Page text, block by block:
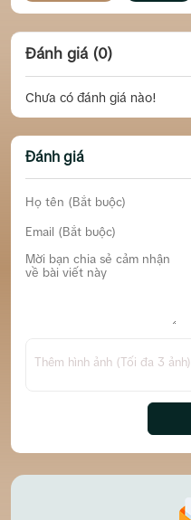
Đánh giá (0)
Chưa có đánh giá nào!
Đánh giá
Thêm hình ảnh (Tối đa 3 ảnh)